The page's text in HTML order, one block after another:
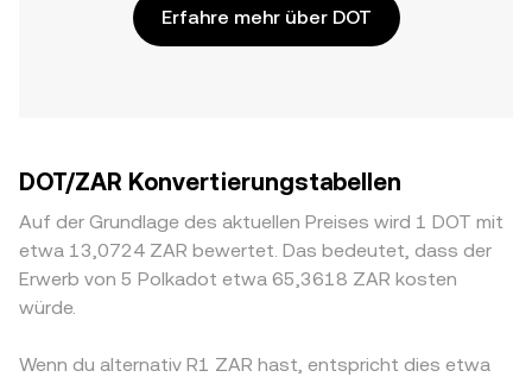
Erfahre mehr über DOT
DOT/ZAR Konvertierungstabellen
Auf der Grundlage des aktuellen Preises wird 1 DOT mit
etwa 13,0724 ZAR bewertet. Das bedeutet, dass der
Erwerb von 5 Polkadot etwa 65,3618 ZAR kosten
würde.
Wenn du alternativ R1 ZAR hast, entspricht dies etwa